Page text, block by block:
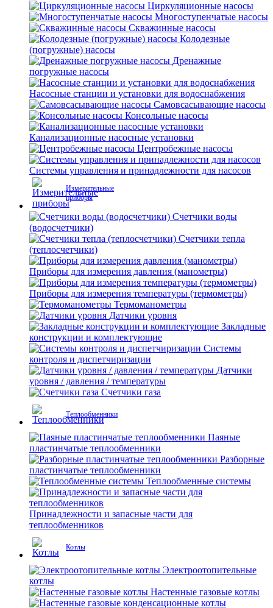
Циркуляционные насосы
Многоступенчатые насосы
Скважинные насосы
Колодезные
(погружные) насосы
Дренажные
погружные насосы
Насосные станции и установки для водоснабжения
Самовсасывающие насосы
Консольные насосы
Канализационные насосные установки
Центробежные насосы
Системы управления и принадлежности для насосов
Измерительные
приборы
Счетчики воды
(водосчетчики)
Счетчики тепла
(теплосчетчики)
Приборы для измерения давления (манометры)
Приборы для измерения температуры (термометры)
Термоманометры
Датчики уровня
Закладные
конструкции и комплектующие
Системы
контроля и диспетчиризации
Датчики
уровня / давления / температуры
Счетчики газа
Теплообменники
Паяные
пластинчатые теплообменники
Разборные
пластинчатые теплообменники
Теплообменные системы
Принадлежности и запасные части для
теплообменников
Котлы
Электроотопительные
котлы
Настенные газовые котлы